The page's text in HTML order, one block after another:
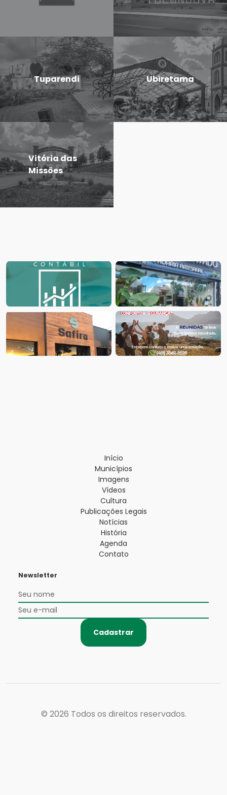
Tuparendi Ubiretama
Vitória das
Missões
Início
Municípios
Imagens
Vídeos
Cultura
Publicações Legais
Notícias
História
Agenda
Contato
Newsletter
Cadastrar
© 2026 Todos os direitos reservados.